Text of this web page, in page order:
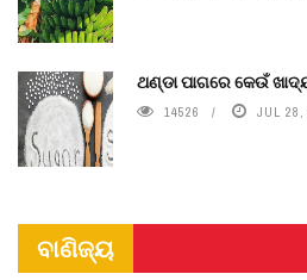
ଥଣ୍ଡା ପାଗରେ କେଉଁ
14526 JUL 28,
ବାଣିଜ୍ୟ